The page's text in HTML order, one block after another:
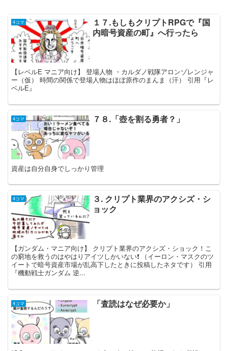
4コマ
１７.もしもクリプトRPGで『国
内暗号資産の町』へ行ったら
【レベルE マニア向け】 登場人物 ・カルダノ戦隊アロンゾレンジャ
ー（仮） 時間の関係で登場人物はほぼ原作のまんま（汗） 引用『レ
ベルE』
4コマ ７８.「壺を割る勇者？」
資産は自分自身でしっかり管理
4コマ
３. クリプト業界のアクシズ・シ
ョック
【ガンダム・マニア向け】 クリプト業界のアクシズ・ショック！こ
の窮地を救うのはやはりアイツしかいない❗️ （イーロン・マスクのツ
イートで暗号資産市場が乱高下したときに投稿したネタです） 引用
『機動戦士ガンダム 逆...
4コマ 「査読はなぜ必要か」